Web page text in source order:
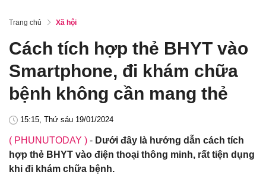
Trang chủ Xã hội
Cách tích hợp thẻ BHYT vào
Smartphone, đi khám chữa
bệnh không cần mang thẻ
15:15, Thứ sáu 19/01/2024
( PHUNUTODAY ) - Dưới đây là hướng dẫn cách tích
hợp thẻ BHYT vào điện thoại thông minh, rất tiện dụng
khi đi khám chữa bệnh.